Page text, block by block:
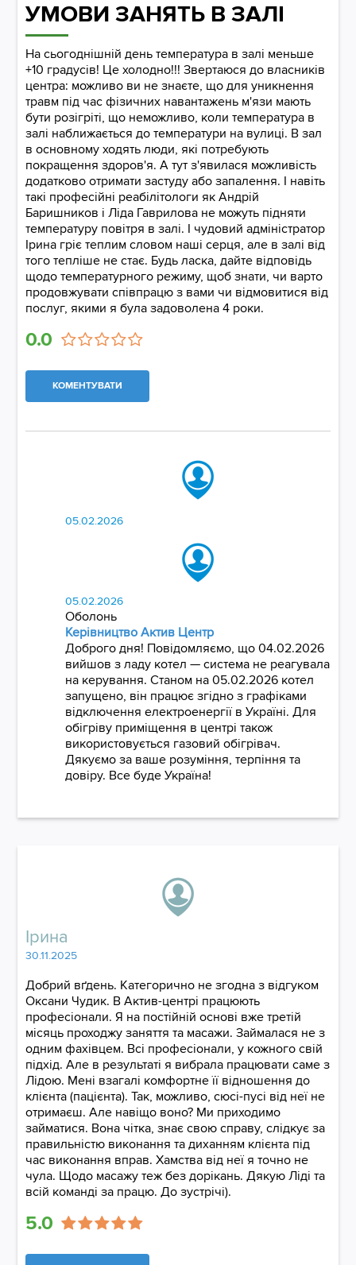
УМОВИ ЗАНЯТЬ В ЗАЛІ
На сьогоднішній день температура в залі меньше
+10 градусів! Це холодно!!! Звертаюся до власників
центра: можливо ви не знаєте, що для уникнення
травм під час фізичних навантажень м'язи мають
бути розігріті, що неможливо, коли температура в
залі наближається до температури на вулиці. В зал
в основному ходять люди, які потребують
покращення здоров'я. А тут з'явилася можливість
додатково отримати застуду або запалення. І навіть
такі професійні реабілітологи як Андрій
Баришников і Ліда Гаврилова не можуть підняти
температуру повітря в залі. І чудовий адміністратор
Ірина гріє теплим словом наші серця, але в залі від
того тепліше не стає. Будь ласка, дайте відповідь
щодо температурного режиму, щоб знати, чи варто
продовжувати співпрацю з вами чи відмовитися від
послуг, якими я була задоволена 4 роки.
0.0
КОМЕНТУВАТИ
05.02.2026
05.02.2026
Оболонь
Керівництво Актив Центр
Доброго дня! Повідомляємо, що 04.02.2026
вийшов з ладу котел — система не реагувала
на керування. Станом на 05.02.2026 котел
запущено, він працює згідно з графіками
відключення електроенергії в Україні. Для
обігріву приміщення в центрі також
використовується газовий обігрівач.
Дякуємо за ваше розуміння, терпіння та
довіру. Все буде Україна!
Ірина
30.11.2025
Добрий вґдень. Категорично не згодна з відгуком
Оксани Чудик. В Актив-центрі працюють
професіонали. Я на постійній основі вже третій
місяць проходжу заняття та масажи. Займалася не з
одним фахівцем. Всі професіонали, у кожного свій
підхід. Але в результаті я вибрала працювати саме з
Лідою. Мені взагалі комфортне її відношення до
клієнта (пацієнта). Так, можливо, сюсі-пусі від неї не
отримаєш. Але навіщо воно? Ми приходимо
займатися. Вона чітка, знає свою справу, слідкує за
правильністю виконання та диханням клієнта під
час виконання вправ. Хамства від неї я точно не
чула. Щодо масажу теж без дорікань. Дякую Ліді та
всій команді за працю. До зустрічі).
5.0